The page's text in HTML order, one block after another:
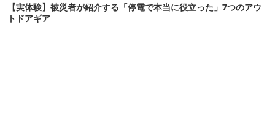
【実体験】被災者が紹介する「停電で本当に役立った」7つのアウ
トドアギア